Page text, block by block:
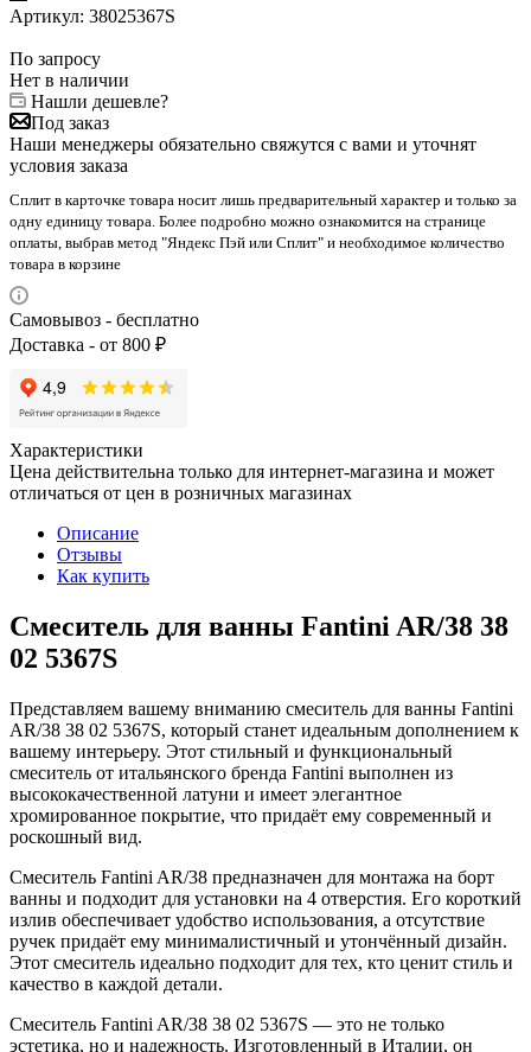
Артикул: 38025367S
По запросу
Нет в наличии
Нашли дешевле?
Под заказ
Наши менеджеры обязательно свяжутся с вами и уточнят
условия заказа
Сплит в карточке товара носит лишь предварительный характер и только за
одну единицу товара. Более подробно можно ознакомится на странице
оплаты, выбрав метод "Яндекс Пэй или Сплит" и необходимое количество
товара в корзине
Самовывоз - бесплатно
Доставка - от 800 ₽
Характеристики
Цена действительна только для интернет-магазина и может
отличаться от цен в розничных магазинах
Описание
Отзывы
Как купить
Смеситель для ванны Fantini AR/38 38
02 5367S
Представляем вашему вниманию смеситель для ванны Fantini
AR/38 38 02 5367S, который станет идеальным дополнением к
вашему интерьеру. Этот стильный и функциональный
смеситель от итальянского бренда Fantini выполнен из
высококачественной латуни и имеет элегантное
хромированное покрытие, что придаёт ему современный и
роскошный вид.
Смеситель Fantini AR/38 предназначен для монтажа на борт
ванны и подходит для установки на 4 отверстия. Его короткий
излив обеспечивает удобство использования, а отсутствие
ручек придаёт ему минималистичный и утончённый дизайн.
Этот смеситель идеально подходит для тех, кто ценит стиль и
качество в каждой детали.
Смеситель Fantini AR/38 38 02 5367S — это не только
эстетика, но и надежность. Изготовленный в Италии, он